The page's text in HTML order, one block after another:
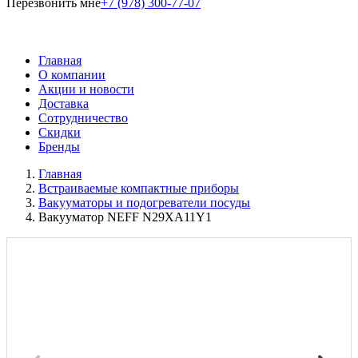
Перезвонить мне+7 (978) 300-77-07
Главная
О компании
Акции и новости
Доставка
Сотрудничество
Скидки
Бренды
Главная
Встраиваемые компактные приборы
Вакууматоры и подогреватели посуды
Вакууматор NEFF N29XA11Y1